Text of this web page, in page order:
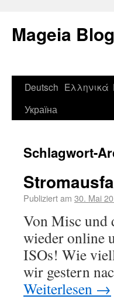
Mageia
Deutsch Ελληνικά
Україна
Schlagwort-
Publiziert am 30. Mai
Von Misc und
wieder online
ISOs! Wie
wir gestern
Weiterlesen →